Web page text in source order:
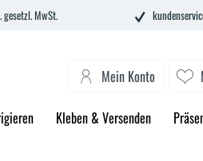
gesetzl. MwSt.
Mein Konto
Kleben & Versenden